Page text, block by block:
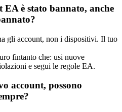
EA è stato bannato, anche
gli account, non i dispositivi. Il tuo
fintanto che: usi nuove
e segui le regole EA.
account, possono